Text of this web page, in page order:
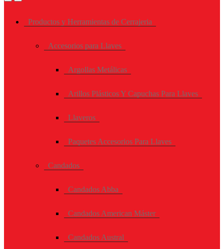
Productos y Herramientas de Cerrajeria
Accesorios para Llaves
Argollas Metálicas
Arillos Plásticos Y Capuchas Para Llaves
Llaveros
Paquetes Accesorios Para Llaves
Candados
Candados Abba
Candados American Máster
Candados Austral